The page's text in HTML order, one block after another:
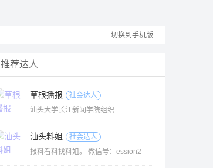
切换到手机版
推荐达人
草根播报
社会达人
汕头大学长江新闻学院组织
汕头料姐
社会达人
报料看料找料姐。 微信号：ession2